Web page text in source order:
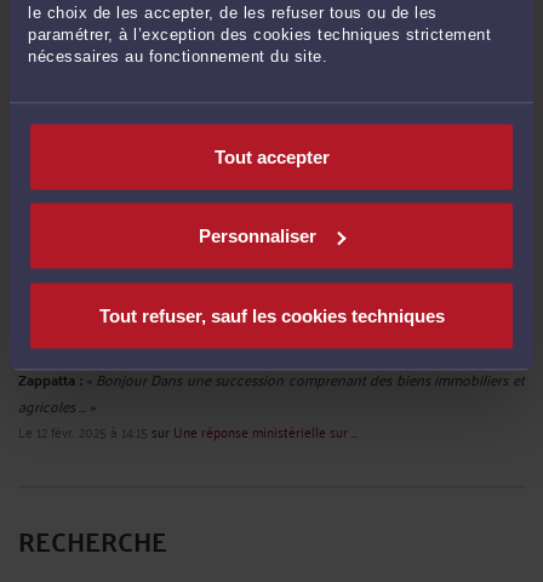
le choix de les accepter, de les refuser tous ou de les
paramétrer, à l’exception des cookies techniques strictement
nécessaires au fonctionnement du site.
Tout accepter
Personnaliser
Tout refuser, sauf les cookies techniques
Derniers commentaires
Thierry MIGNOT expert national acoustique/bruit :« N'est-il pas nécessaire de
distinguer le bien-fondé de "fait" ... »
décembre 2025 est une illustration ... »
Le 28 janv. 2026 à 07:14surLe principe de la réparation ...
M. Norget CHRISTOPHE :« Bonjour, et bien cher "Maître" c'est exactement ce ... »
Zappatta :« Bonjour Dans une succession comprenant des biens immobiliers et
agricoles ... »
Le 12 févr. 2025 à 14:15 sur Une réponse ministérielle sur ...
RECHERCHE